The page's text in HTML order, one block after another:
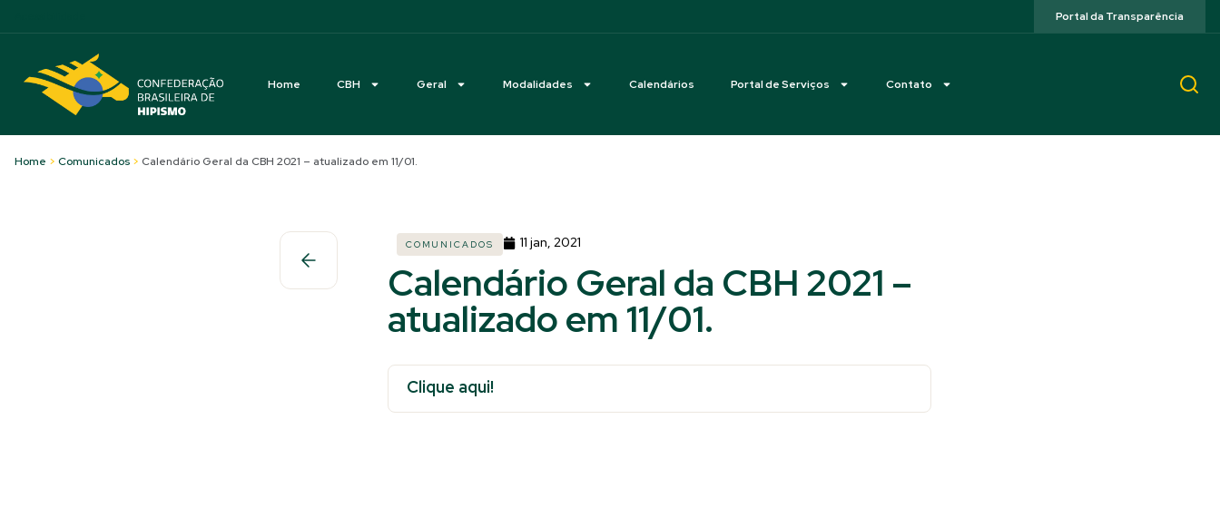
Portal da Transparência
Home CBH Geral Modalidades Calendários Portal de Serviços Contato
Home > Comunicados > Calendário Geral da CBH 2021 – atualizado em 11/01.
COMUNICADOS 11 jan, 2021
Calendário Geral da CBH 2021 –
atualizado em 11/01.
Clique aqui!